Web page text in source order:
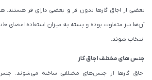
بعضی از اجاق گازها بدون فر و بعضی دارای فر هستند.
آن‌ها نیز متفاوت بوده و بسته به میزان استفاده اعضای
انتخاب شوند.
جنس های مختلف اجاق گاز
اجاق گازها از جنس‌های مختلفی ساخته می‌شوند.